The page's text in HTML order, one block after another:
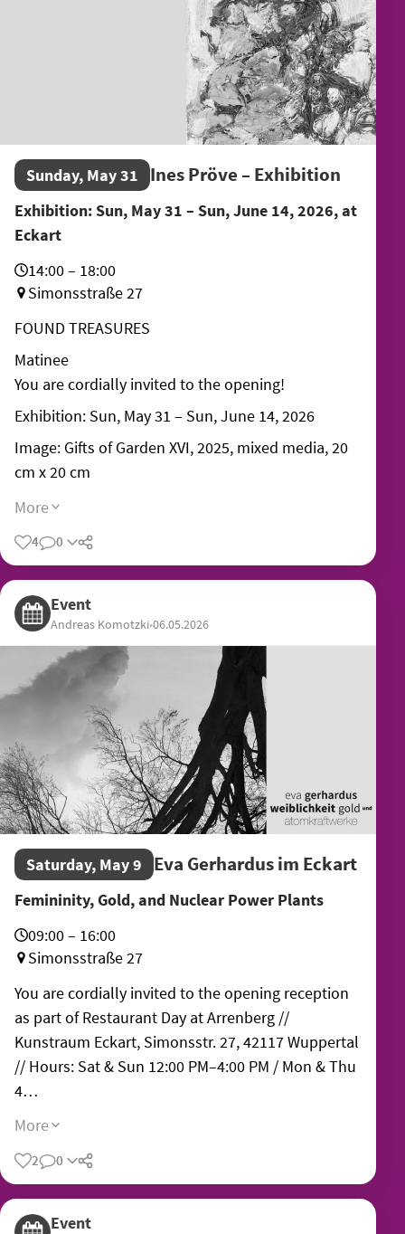
Sunday, May 31 Ines Pröve – Exhibition
Exhibition: Sun, May 31 – Sun, June 14, 2026, at
Eckart
14:00 – 18:00
Simonsstraße 27
FOUND TREASURES
Matinee
You are cordially invited to the opening!
Exhibition: Sun, May 31 – Sun, June 14, 2026
Image: Gifts of Garden XVI, 2025, mixed media, 20
cm x 20 cm
More
4 0 Share
Event
Andreas Komotzki•06.05.2026
Saturday, May 9 Eva Gerhardus im Eckart
Femininity, Gold, and Nuclear Power Plants
09:00 – 16:00
Simonsstraße 27
You are cordially invited to the opening reception
as part of Restaurant Day at Arrenberg //
Kunstraum Eckart, Simonsstr. 27, 42117 Wuppertal
// Hours: Sat & Sun 12:00 PM–4:00 PM / Mon & Thu
4…
More
2 0 Share
Event